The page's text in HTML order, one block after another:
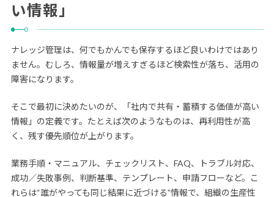
い情報」
ナレッジ管理は、何でもかんでも保存するほど良いわけではあり
ません。むしろ、情報量が増えすぎるほど検索性が落ち、活用の
障害になります。
そこで最初に決めたいのが、「社内で共有・蓄積する価値が高い
情報」の定義です。たとえば次のようなものは、再利用性が高
く、残す優先順位が上がります。
業務手順・マニュアル、チェックリスト、FAQ、トラブル対応、
成功／失敗事例、判断基準、テンプレート、申請フローなど。こ
れらは“誰がやっても同じ結果に近づける”情報で、組織の生産性